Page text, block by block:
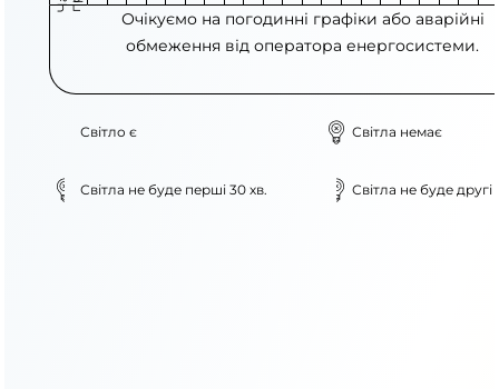
Очікуємо на погодинні графіки або аварійні
обмеження від оператора енергосистеми.
Світло є Світла немає
Світла не буде перші 30 хв. Світла не буде другі